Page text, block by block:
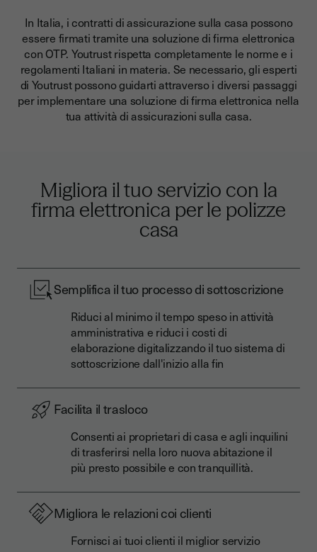
In Italia, i contratti di assicurazione sulla casa possono
essere firmati tramite una soluzione di firma elettronica
con OTP. Youtrust rispetta completamente le norme e i
regolamenti Italiani in materia. Se necessario, gli esperti
di Youtrust possono guidarti attraverso i diversi passaggi
per implementare una soluzione di firma elettronica nella
tua attività di assicurazioni sulla casa.
Migliora il tuo servizio con la
firma elettronica per le polizze
casa
Semplifica il tuo processo di sottoscrizione
Riduci al minimo il tempo speso in attività
amministrativa e riduci i costi di
elaborazione digitalizzando il tuo sistema di
sottoscrizione dall'inizio alla fin
Facilita il trasloco
Consenti ai proprietari di casa e agli inquilini
di trasferirsi nella loro nuova abitazione il
più presto possibile e con tranquillità.
Migliora le relazioni coi clienti
Fornisci ai tuoi clienti il ​​miglior servizio